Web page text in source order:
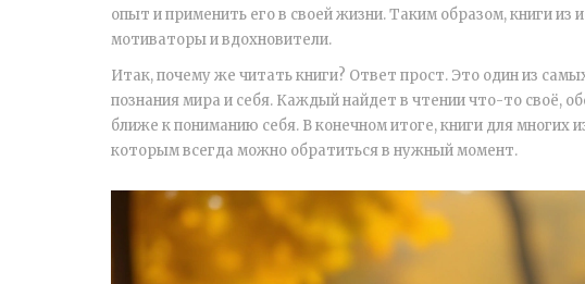
опыт и применить его в своей жизни. Таким образом, книги из
мотиваторы и вдохновители.
Итак, почему же читать книги? Ответ прост. Это один из
познания мира и себя. Каждый найдет в чтении что-то своё,
ближе к пониманию себя. В конечном итоге, книги для многих
которым всегда можно обратиться в нужный момент.